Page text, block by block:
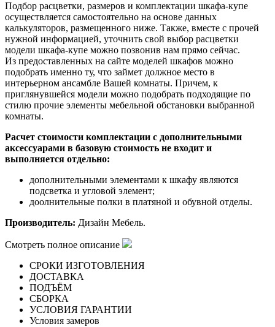
Подбор расцветки, размеров и комплектации шкафа-купе
осуществляется самостоятельно на основе данных
калькуляторов, размещенного ниже. Также, вместе с прочей
нужной информацией, уточнить свой выбор расцветки
модели шкафа-купе можно позвонив нам прямо сейчас.
Из предоставленных на сайте моделей шкафов можно
подобрать именно ту, что займет должное место в
интерьерном ансамбле Вашей комнаты. Причем, к
приглянувшейся модели можно подобрать подходящие по
стилю прочие элементы мебельной обстановки выбранной
комнаты.
Расчет стоимости комплектации с дополнительными
аксессуарами в базовую стоимость не входит и
выполняется отдельно:
дополнительными элементами к шкафу являются
подсветка и угловой элемент;
доолнительные полки в платяной и обувной отделы.
Производитель: Дизайн Мебель.
Смотреть полное описание
СРОКИ ИЗГОТОВЛЕНИЯ
ДОСТАВКА
ПОДЪЁМ
СБОРКА
УСЛОВИЯ ГАРАНТИИ
Условия замеров